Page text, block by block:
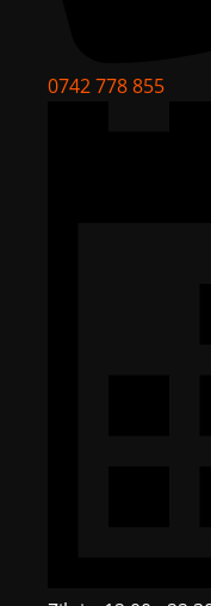
0742 778 855